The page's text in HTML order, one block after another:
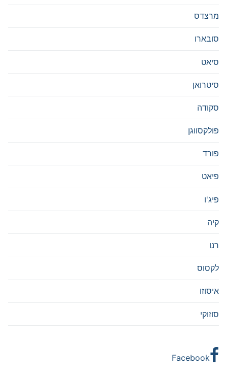
מרצדס
סובארו
סיאט
סיטרואן
סקודה
פולקסווגן
פורד
פיאט
פיג'ו
קיה
רנו
לקסוס
איסוזו
סוזוקי
Facebook